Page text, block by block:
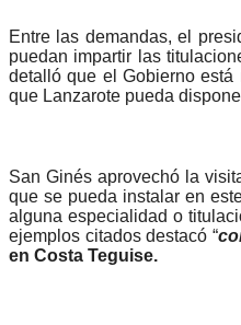
Entre las demandas, el
puedan impartir las
detalló que el Gobierno
que Lanzarote pueda
San Ginés aprovechó la
que se pueda instalar en
alguna especialidad o
ejemplos citados destacó “
en Costa Teguise.